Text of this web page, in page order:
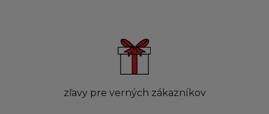
zľavy pre verných zákazníkov